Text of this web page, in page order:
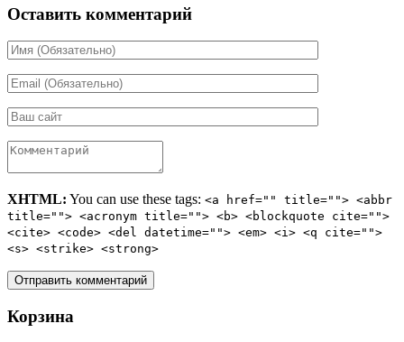
Оставить комментарий
XHTML: You can use these tags: <a href="" title=""> <abbr
title=""> <acronym title=""> <b> <blockquote cite="">
<cite> <code> <del datetime=""> <em> <i> <q cite="">
<s> <strike> <strong>
Корзина